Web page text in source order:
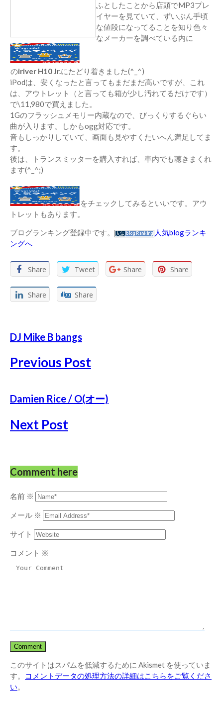
ふとしたことから店頭でMP3プレ
イヤーを見ていて、ずいぶん手頃
な値段になってることを知り色々
なメーカーを調べている内に
のiriver H10 Jr.にたどり着きました(^_^)
iPodは、安くなったと言ってもまだまだ高いですが、これ
は、アウトレット（と言っても箱が少し汚れてるだけです）
で\11,980で買えました。
1Gのフラッシュメモリー内蔵なので、びっくりするぐらい
曲が入ります。しかもogg対応です。
音もしっかりしていて、画面も見やすくたいへん満足してま
す。
後は、トランスミッターを購入すれば、車内でも聴きまくれ
ます(^_^;)
をチェックしてみるといいです。アウ
トレットもあります。
ブログランキング登録中です。
人気blogランキ
ングへ
Share Tweet Share Share
Share Share
DJ Mike B bangs
Previous Post
Damien Rice / O(オー)
Next Post
Comment here
名前 ※
メール ※
サイト
コメント ※
このサイトはスパムを低減するために Akismet を使っていま
す。
コメントデータの処理方法の詳細はこちらをご覧くださ
い。